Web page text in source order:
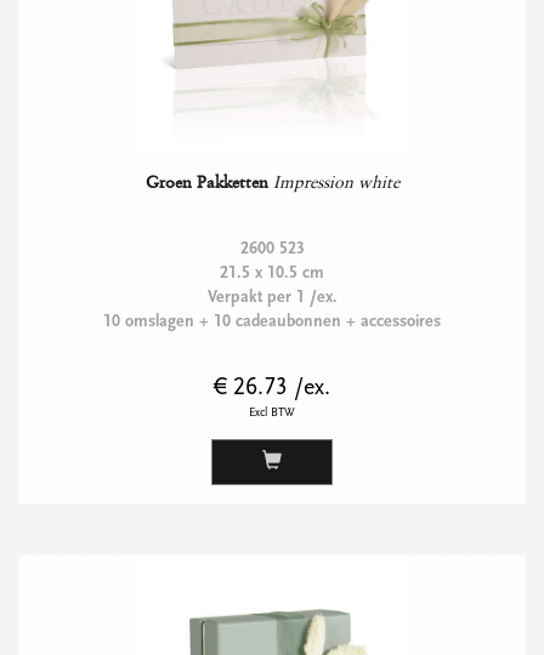
Groen Pakketten Impression white
2600 523
21.5 x 10.5 cm
Verpakt per 1 /ex.
10 omslagen + 10 cadeaubonnen + accessoires
€ 26.73 /ex.
Excl BTW